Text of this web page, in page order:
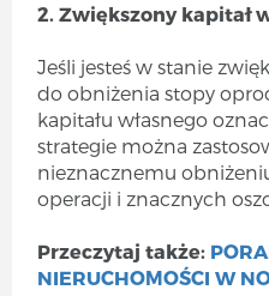
2. Zwiększony kapitał
Jeśli jesteś w stanie
do obniżenia stopy
kapitału własnego
strategie można
nieznacznemu
operacji i znacznych
Przeczytaj także:
NIERUCHOMOŚCI W